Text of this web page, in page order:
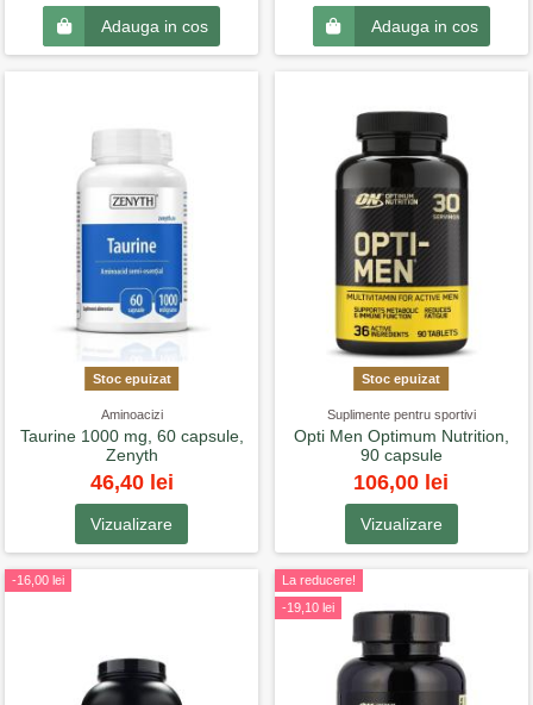
Adauga in cos Adauga in cos
Stoc epuizat
Aminoacizi
Taurine 1000 mg, 60 capsule,
Zenyth
46,40 lei
Vizualizare
Stoc epuizat
Suplimente pentru sportivi
Opti Men Optimum Nutrition,
90 capsule
106,00 lei
Vizualizare
-16,00 lei
La reducere!
-19,10 lei